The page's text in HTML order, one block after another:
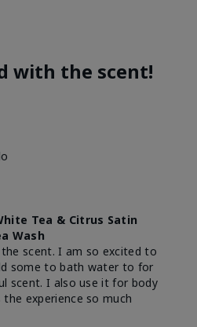
with the scent!
Tea & Citrus Satin
Wash
scent. I am so excited to
some to bath water to for
scent. I also use it for body
experience so much